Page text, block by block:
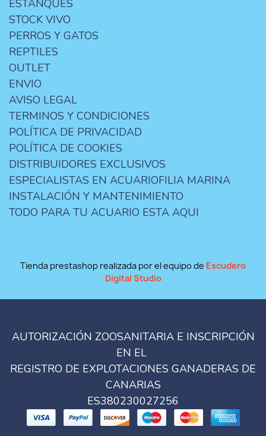
ESTANQUES
STOCK VIVO
PERROS Y GATOS
REPTILES
OUTLET
ENVIO
AVISO LEGAL
TERMINOS Y CONDICIONES
POLÍTICA DE PRIVACIDAD
POLÍTICA DE COOKIES
DISTRIBUIDORES EXCLUSIVOS
ESPECIALISTAS EN ACUARIOFILIA MARINA
INSTALACIÓN Y MANTENIMIENTO
TODO PARA TU ACUARIO ESTA AQUI
Tienda prestashop realizada por el equipo de Escudero
Digital Studio
AUTORIZACIÓN ZOOSANITARIA E INSCRIPCIÓN
EN EL
REGISTRO DE EXPLOTACIONES GANADERAS DE
CANARIAS
ES380230027256